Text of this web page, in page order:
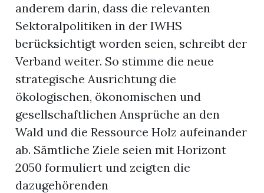
anderem darin, dass die relevanten
Sektoralpolitiken in der IWHS
berücksichtigt worden seien, schreibt der
Verband weiter. So stimme die neue
strategische Ausrichtung die
ökologischen, ökonomischen und
gesellschaftlichen Ansprüche an den
Wald und die Ressource Holz aufeinander
ab. Sämtliche Ziele seien mit Horizont
2050 formuliert und zeigten die
dazugehörenden